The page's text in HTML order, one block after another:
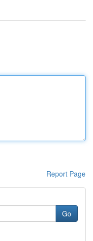
Report Page
Go